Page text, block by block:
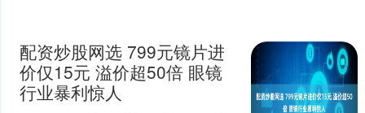
配资炒股网选 799元镜片进
价仅15元 溢价超50倍 眼镜
行业暴利惊人